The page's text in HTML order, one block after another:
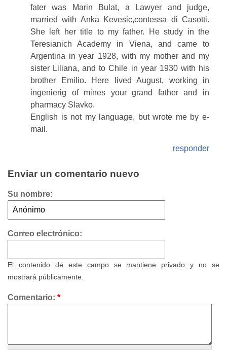
fater was Marin Bulat, a Lawyer and judge,
married with Anka Kevesic,contessa di Casotti.
She left her title to my father. He study in the
Teresianich Academy in Viena, and came to
Argentina in year 1928, with my mother and my
sister Liliana, and to Chile in year 1930 with his
brother Emilio. Here lived August, working in
ingenierig of mines your grand father and in
pharmacy Slavko.
English is not my language, but wrote me by e-
mail.
responder
Enviar un comentario nuevo
Su nombre:
Correo electrónico:
El contenido de este campo se mantiene privado y no se
mostrará públicamente.
Comentario: *